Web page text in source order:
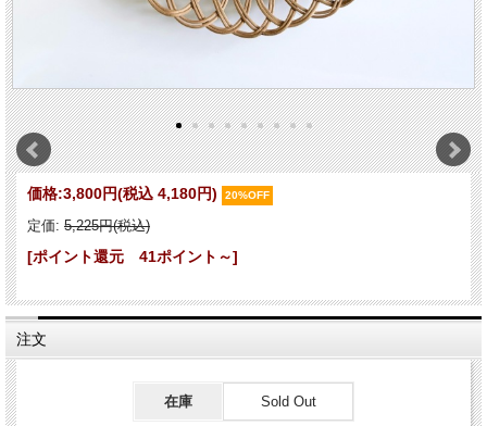
価格:3,800円(税込 4,180円) 20%OFF
定価: 5,225円(税込)
[ポイント還元 41ポイント～]
注文
在庫 Sold Out